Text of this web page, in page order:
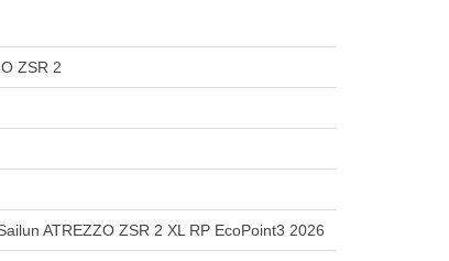
ZSR 2
ATREZZO ZSR 2 XL RP EcoPoint3 2026